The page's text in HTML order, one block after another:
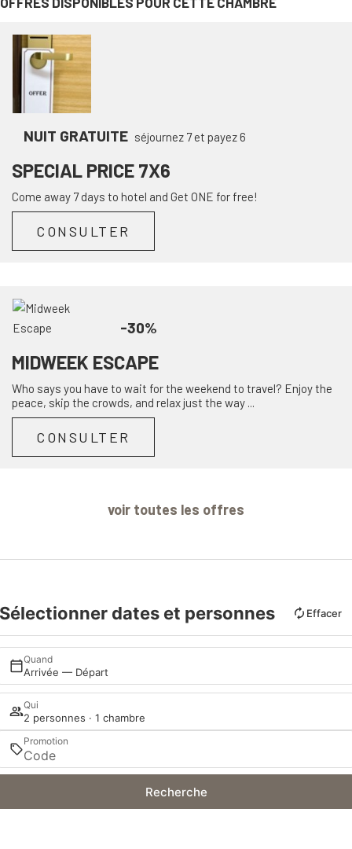
NUIT GRATUITE séjournez 7 et payez 6
SPECIAL PRICE 7X6
Come away 7 days to hotel and Get ONE for free!
CONSULTER
-30%
MIDWEEK ESCAPE
Who says you have to wait for the weekend to travel? Enjoy the
peace, skip the crowds, and relax just the way ...
CONSULTER
voir toutes les offres
Sélectionner dates et personnes Effacer
Quand
Arrivée — Départ
Qui
2 personnes · 1 chambre
Promotion
Recherche